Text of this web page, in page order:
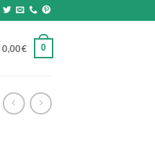
0,00€ 0